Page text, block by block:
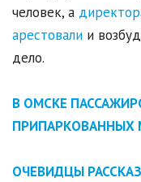
человек, а
арестовали и
дело.
В ОМСКЕ
ПРИПАРКОВАННЫХ
ОЧЕВИДЦЫ